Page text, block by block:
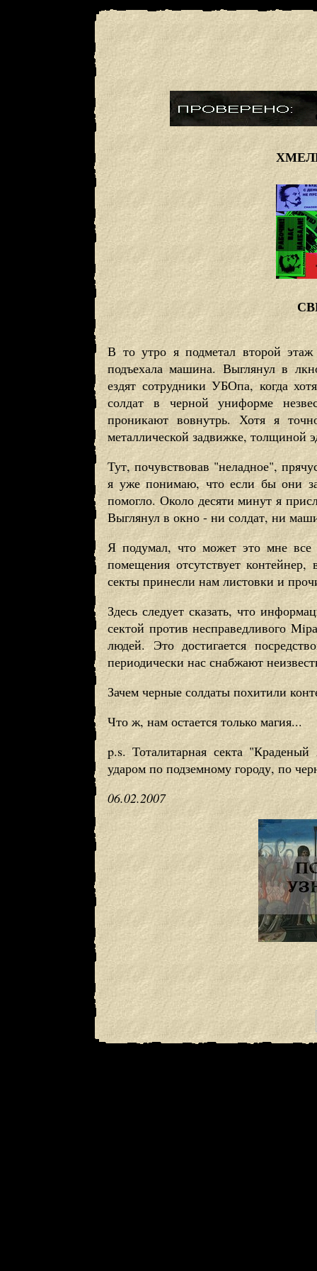
В то утро я подметал второй
подъехала машина. Выглянул в
ездят сотрудники УБОпа, когда
солдат в черной униформе
проникают вовнутрь. Хотя я
металлической задвижке, толщиной
Тут, почувствовав "неладное",
я уже понимаю, что если бы они
помогло. Около десяти минут я
Выглянул в окно - ни солдат, ни
Я подумал, что может это мне
помещения отсутствует
секты принесли нам листовки и
Здесь следует сказать, что
сектой против несправедливого
людей. Это достигается
периодически нас снабжают
Зачем черные солдаты похитили
Что ж, нам остается только магия...
p.s. Тоталитарная секта
ударом по подземному городу, по
06.02.2007